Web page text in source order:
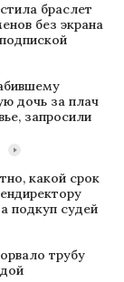
браслет
без экрана
дочь за плач
запросили
какой срок
подкуп судей
трубу